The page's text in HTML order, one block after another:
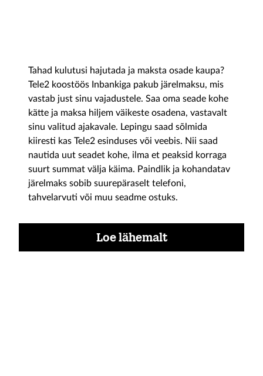
Tahad kulutusi hajutada ja maksta osade kaupa?
Tele2 koostöös Inbankiga pakub järelmaksu, mis
vastab just sinu vajadustele. Saa oma seade kohe
kätte ja maksa hiljem väikeste osadena, vastavalt
sinu valitud ajakavale. Lepingu saad sõlmida
kiiresti kas Tele2 esinduses või veebis. Nii saad
nautida uut seadet kohe, ilma et peaksid korraga
suurt summat välja käima. Paindlik ja kohandatav
järelmaks sobib suurepäraselt telefoni,
tahvelarvuti või muu seadme ostuks.
Loe lähemalt